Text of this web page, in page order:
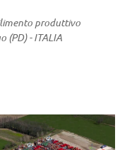
produttivo
(PD) - ITALIA